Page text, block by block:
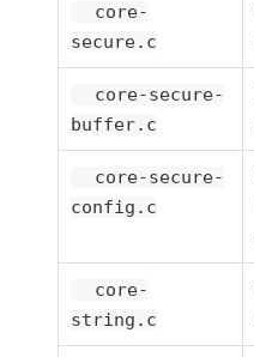
core-
secure.c
core-secure-
buffer.c
core-secure-
config.c
core-
string.c